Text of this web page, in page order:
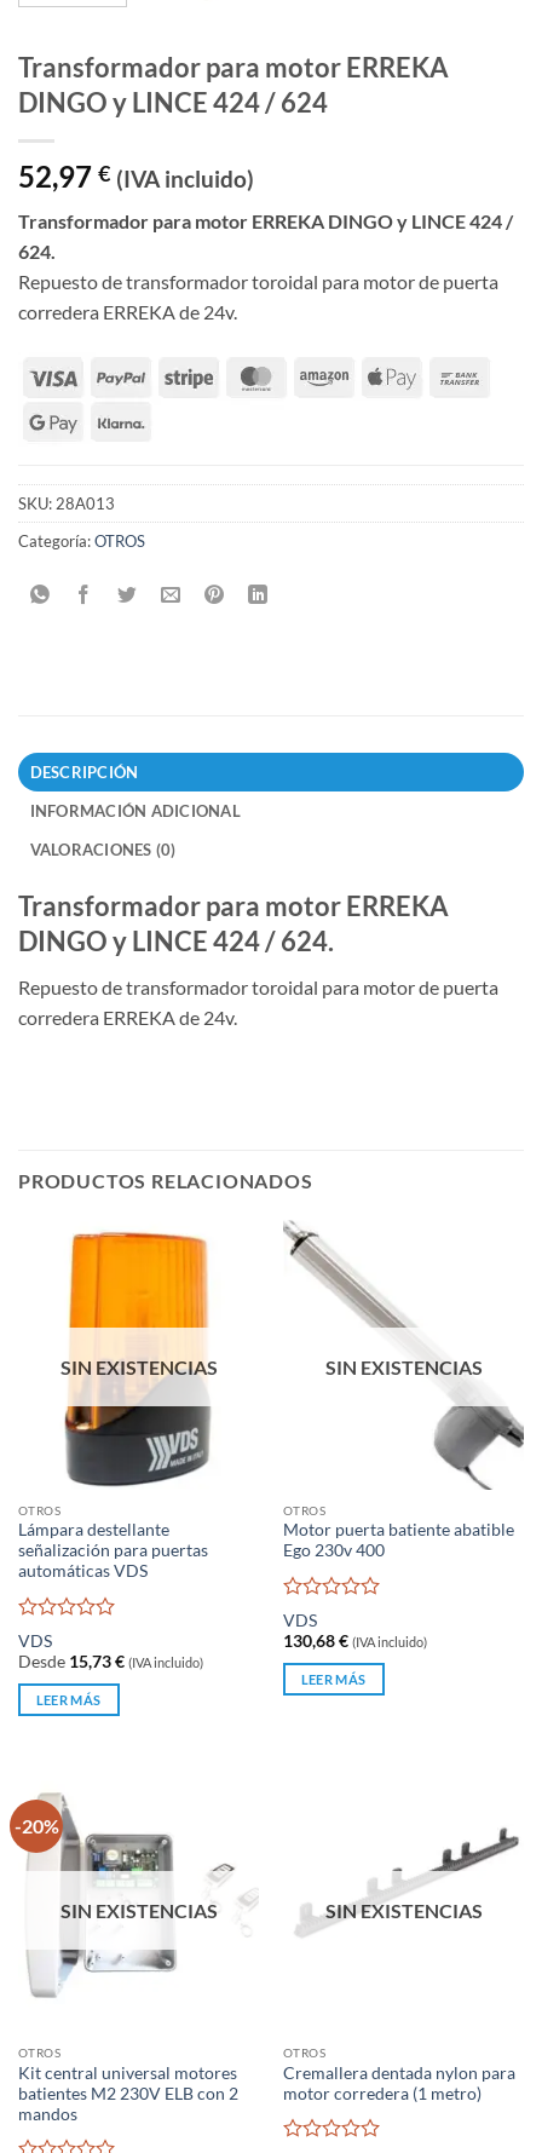
Transformador para motor ERREKA
DINGO y LINCE 424 / 624
52,97 € (IVA incluido)
Transformador para motor ERREKA DINGO y LINCE 424 /
624.
Repuesto de transformador toroidal para motor de puerta
corredera ERREKA de 24v.
SKU: 28A013
Categoría:OTROS
DESCRIPCIÓN
INFORMACIÓN ADICIONAL
VALORACIONES (0)
Transformador para motor ERREKA
DINGO y LINCE 424 / 624.
Repuesto de transformador toroidal para motor de puerta
corredera ERREKA de 24v.
PRODUCTOS RELACIONADOS
SIN EXISTENCIAS
OTROS
Lámpara destellante
señalización para puertas
automáticas VDS
Valorado
con
0
5
VDS
Desde 15,73€ (IVA incluido)
LEER MÁS
SIN EXISTENCIAS
OTROS
Motor puerta batiente abatible
Ego 230v 400
Valorado
con
0
5
VDS
130,68€ (IVA incluido)
LEER MÁS
-20%
SIN EXISTENCIAS
OTROS
Kit central universal motores
batientes M2 230V ELB con 2
mandos
SIN EXISTENCIAS
OTROS
Cremallera dentada nylon para
motor corredera (1 metro)